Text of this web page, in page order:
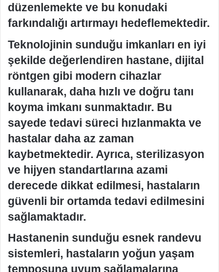
düzenlemekte ve bu konudaki
farkındalığı artırmayı hedeflemektedir.
Teknolojinin sunduğu imkanları en iyi
şekilde değerlendiren hastane, dijital
röntgen gibi modern cihazlar
kullanarak, daha hızlı ve doğru tanı
koyma imkanı sunmaktadır. Bu
sayede tedavi süreci hızlanmakta ve
hastalar daha az zaman
kaybetmektedir. Ayrıca, sterilizasyon
ve hijyen standartlarına azami
derecede dikkat edilmesi, hastaların
güvenli bir ortamda tedavi edilmesini
sağlamaktadır.
Hastanenin sunduğu esnek randevu
sistemleri, hastaların yoğun yaşam
temposuna uyum sağlamalarına